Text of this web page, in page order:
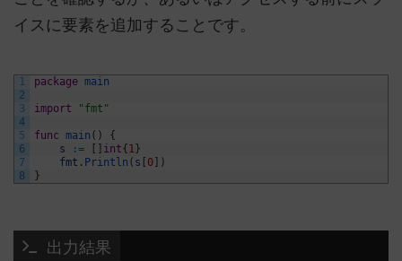
イスに要素を追加することです。
1
2
3
4
5
6
7
8
package main
import "fmt"
func main ( )
{
s
:= int{ 1 }
fmt . Println ( s 0
)
}
出力結果